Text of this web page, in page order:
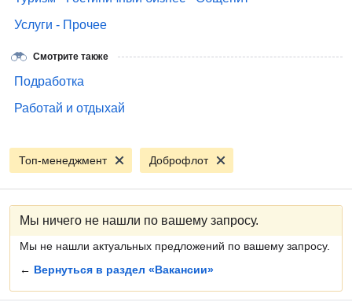
Услуги - Прочее
Смотрите также
Подработка
Работай и отдыхай
Топ-менеджмент Доброфлот
Мы ничего не нашли по вашему запросу.
Мы не нашли актуальных предложений по вашему запросу.
← Вернуться в раздел «Вакансии»